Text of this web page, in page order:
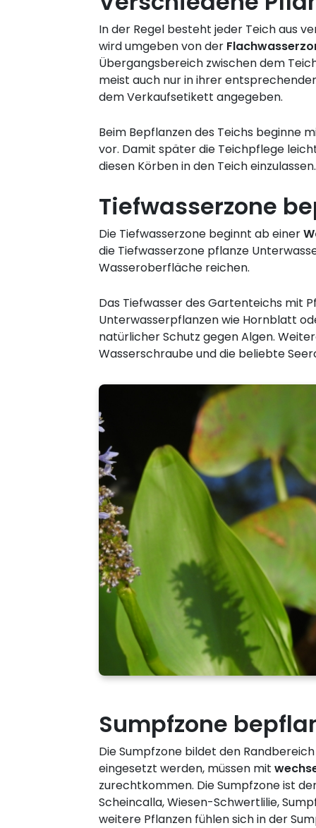
In der Regel besteht jeder Teich aus
wird umgeben von der
Übergangsbereich zwischen dem
meist auch nur in ihrer
dem Verkaufsetikett angegeben.
Beim Bepflanzen des Teichs beginne
vor. Damit später die Teichpflege
diesen Körben in den Teich einzulassen.
Tiefwasserzone
Die Tiefwasserzone beginnt ab einer
die Tiefwasserzone pflanze
Wasseroberfläche reichen.
Das Tiefwasser des Gartenteichs mit
Unterwasserpflanzen wie Hornblatt
natürlicher Schutz gegen Algen.
Wasserschraube und die beliebte
Sumpfzone
Die Sumpfzone bildet den
eingesetzt werden, müssen mit
zurechtkommen. Die Sumpfzone ist
Scheincalla, Wiesen-Schwertlilie,
weitere Pflanzen fühlen sich in der